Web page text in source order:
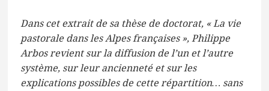
Dans cet extrait de sa thèse de doctorat, « La vie
pastorale dans les Alpes françaises », Philippe
Arbos revient sur la diffusion de l’un et l’autre
système, sur leur ancienneté et sur les
explications possibles de cette répartition… sans